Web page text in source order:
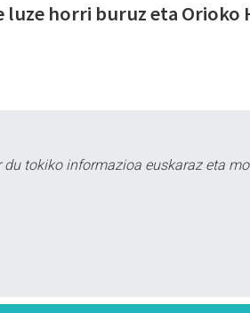
horri buruz eta Orioko
tokiko informazioa euskaraz eta